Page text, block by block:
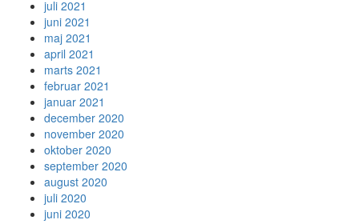
juli 2021
juni 2021
maj 2021
april 2021
marts 2021
februar 2021
januar 2021
december 2020
november 2020
oktober 2020
september 2020
august 2020
juli 2020
juni 2020